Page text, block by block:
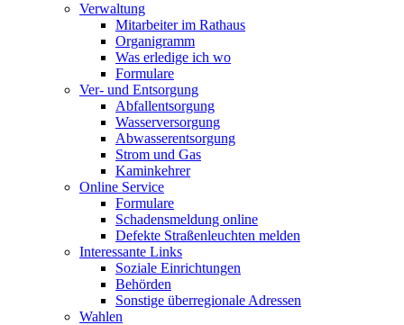
Verwaltung
Mitarbeiter im Rathaus
Organigramm
Was erledige ich wo
Formulare
Ver- und Entsorgung
Abfallentsorgung
Wasserversorgung
Abwasserentsorgung
Strom und Gas
Kaminkehrer
Online Service
Formulare
Schadensmeldung online
Defekte Straßenleuchten melden
Interessante Links
Soziale Einrichtungen
Behörden
Sonstige überregionale Adressen
Wahlen